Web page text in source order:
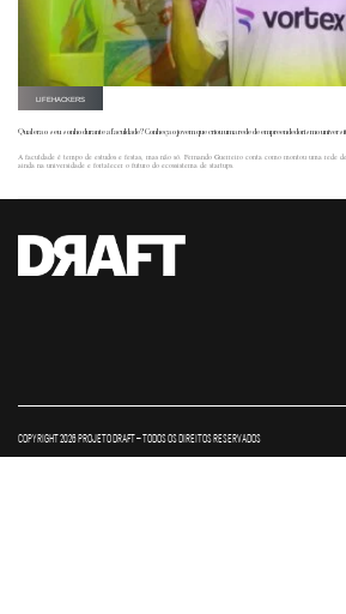
LIFEHACKERS
Qual era o seu sonho durante a faculdade? Conheça o jovem que criou uma rede de empreendedorismo
A faculdade é tempo de estudos e festas, mas não só. Fernando Guerreiro conta como montou uma rede
ainda na universidade e fortalecer o futuro do ecossistema de startups.
COPYRIGHT 2026 PROJETO DRAFT – TODOS OS DIREITOS RESERVADOS